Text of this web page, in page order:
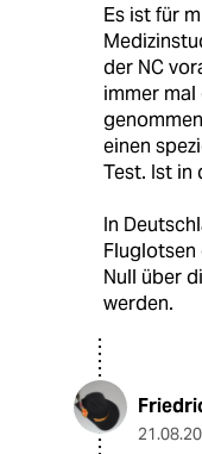
Es ist für
der NC
immer mal
einen
Test. Ist in
In
Fluglotsen
Null über
werden.